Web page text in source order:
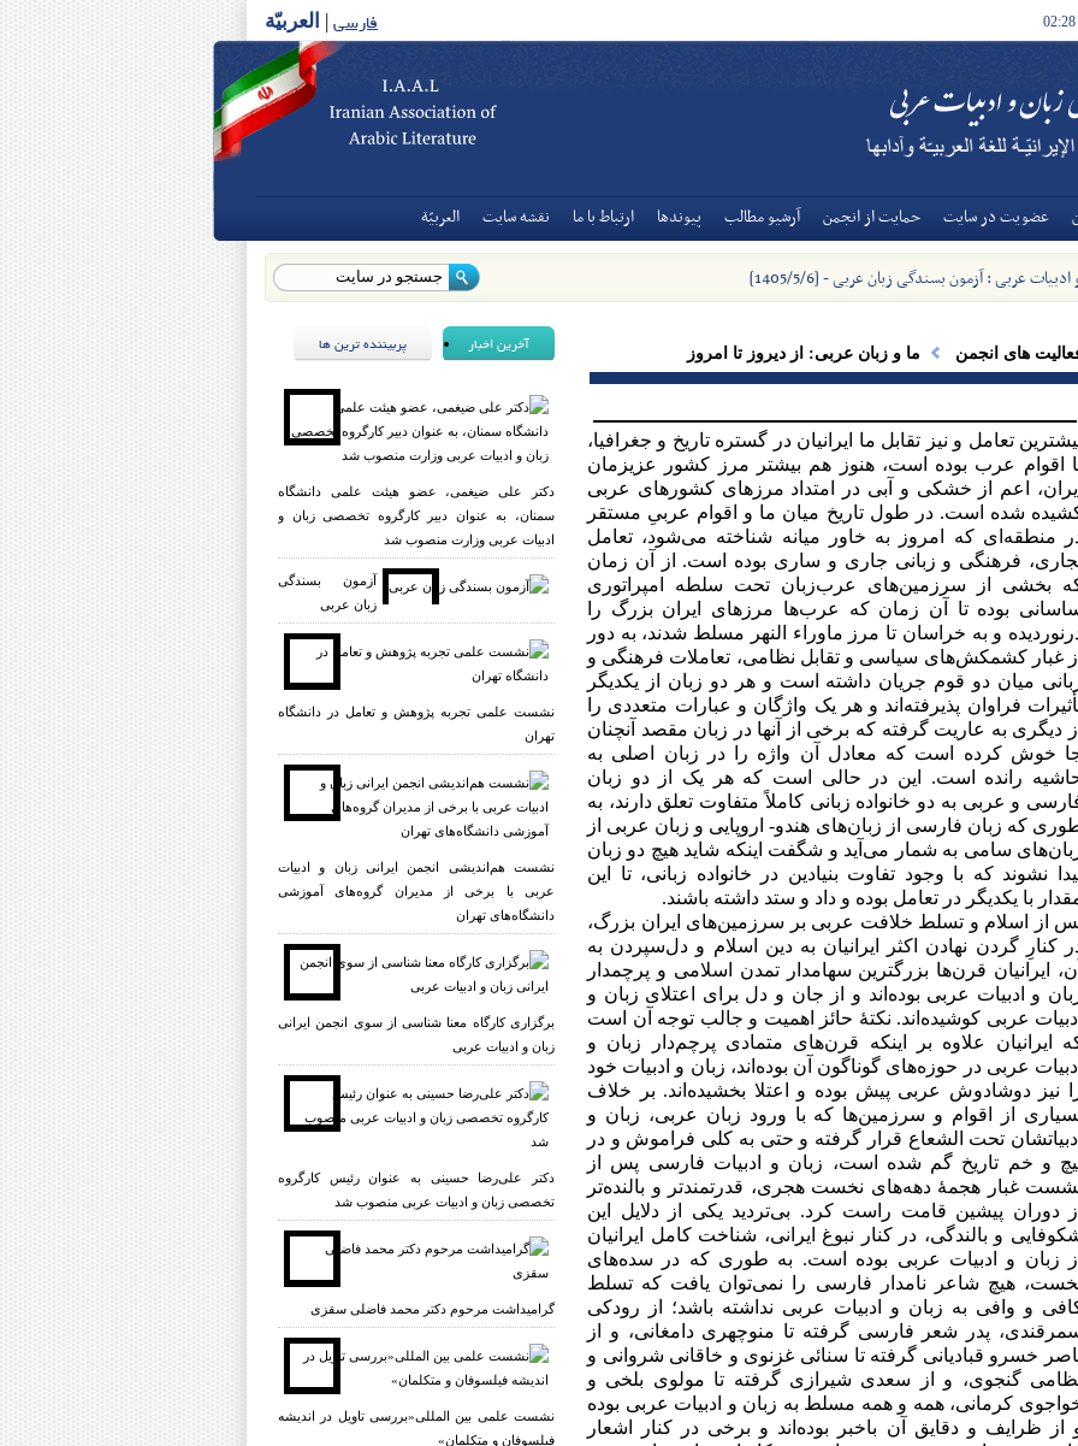
02:28 فارسی | العربیّة
عضويت در سايت حمايت از انجمن آرشيو مطالب پیوندها ارتباط با ما نقشه سايت العربيّة
عربی : آزمون بسندگی زبان عربی - [1405/5/6]
های انجمن ما و زبان عربی: از دیروز تا امروز
تعامل و نیز تقابل ما ایرانیان در گستره تاریخ و جغرافیا،
اقوام عرب بوده است، هنوز هم بیشتر مرز کشور عزیزمان
ایران، اعم از خشکی و آبی در امتداد مرزهای کشورهای عربی
شده است. در طول تاریخ میان ما و اقوام عربیِ مستقر
منطقه‌ای که امروز به خاور میانه شناخته می‌شود، تعامل
فرهنگی و زبانی جاری و ساری بوده است. از آن زمان
بخشی از سرزمین‌های عرب‌زبان تحت سلطه امپراتوری
بوده تا آن زمان که عرب‌ها مرزهای ایران بزرگ را
و به خراسان تا مرز ماوراء النهر مسلط شدند، به دور
از غبار کشمکش‌های سیاسی و تقابل نظامی، تعاملات فرهنگی و
میان دو قوم جریان داشته است و هر دو زبان از یکدیگر
فراوان پذیرفته‌اند و هر یک واژگان و عبارات متعددی را
از دیگری به عاریت گرفته که برخی از آنها در زبان مقصد آنچنان
خوش کرده است که معادل آن واژه را در زبان اصلی به
رانده است. این در حالی است که هر یک از دو زبان
و عربی به دو خانواده زبانی کاملاً متفاوت تعلق دارند، به
که زبان فارسی از زبان‌های هندو- اروپایی و زبان عربی از
سامی به شمار می‌آید و شگفت اینکه شاید هیچ دو زبان
نشوند که با وجود تفاوت بنیادین در خانواده زبانی، تا این
با یکدیگر در تعامل بوده و داد و ستد داشته باشند.
از اسلام و تسلط خلافت عربی بر سرزمین‌های ایران بزرگ،
کنارِ گردن نهادن اکثر ایرانیان به دین اسلام و دل‌سپردن به
آن، ایرانیان قرن‌ها بزرگترین سهامدار تمدن اسلامی و پرچمدار
و ادبیات عربی بوده‌اند و از جان و دل برای اعتلای زبان و
ادبیات عربی کوشیده‌اند. نکتۀ حائز اهمیت و جالب توجه آن است
ایرانیان علاوه بر اینکه قرن‌های متمادی پرچم‌دار زبان و
ادبیات عربی در حوزه‌های گوناگون آن بوده‌اند، زبان و ادبیات خود
نیز دوشادوش عربی پیش بوده و اعتلا بخشیده‌اند. بر خلاف
از اقوام و سرزمین‌ها که با ورود زبان عربی، زبان و
ادبیاتشان تحت الشعاع قرار گرفته و حتی به کلی فراموش و در
و خم تاریخ گم شده است، زبان و ادبیات فارسی پس از
غبار هجمۀ دهه‌های نخست هجری، قدرتمندتر و بالنده‌تر
از دوران پیشین قامت راست کرد. بی‌تردید یکی از دلایل این
و بالندگی، در کنار نبوغ ایرانی، شناخت کامل ایرانیان
از زبان و ادبیات عربی بوده است. به طوری که در سده‌های
هیچ شاعر نامدار فارسی را نمی‌توان یافت که تسلط
و وافی به زبان و ادبیات عربی نداشته باشد؛ از رودکی
پدر شعر فارسی گرفته تا منوچهری دامغانی، و از
خسرو قبادیانی گرفته تا سنائی غزنوی و خاقانی شروانی و
گنجوی، و از سعدی شیرازی گرفته تا مولوی بلخی و
کرمانی، همه و همه مسلط به زبان و ادبیات عربی بوده
از ظرایف و دقایق آن باخبر بوده‌اند و برخی در کنار اشعار
آخرین اخبار پربیننده ترین ها
دکتر علی ضیغمی، عضو هیئت علمی دانشگاه
سمنان، به عنوان دبیر کارگروه تخصصی زبان و
ادبیات عربی وزارت منصوب شد
آزمون بسندگی
زبان عربی
نشست علمی تجربه پژوهش و تعامل در دانشگاه
تهران
نشست هم‌اندیشی انجمن ایرانی زبان و ادبیات
عربی با برخی از مدیران گروه‌های آموزشی
دانشگاه‌های تهران
برگزاری کارگاه معنا شناسی از سوی انجمن ایرانی
زبان و ادبیات عربی
دکتر علی‌رضا حسینی به عنوان رئیس کارگروه
تخصصی زبان و ادبیات عربی منصوب شد
گرامیداشت مرحوم دکتر محمد فاضلی سقزی
نشست علمی بين المللى«بررسى تاویل در انديشه
فیلسوفان و متکلمان»